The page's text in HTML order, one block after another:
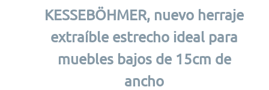
KESSEBÖHMER, nuevo herraje
extraíble estrecho ideal para
muebles bajos de 15cm de
ancho